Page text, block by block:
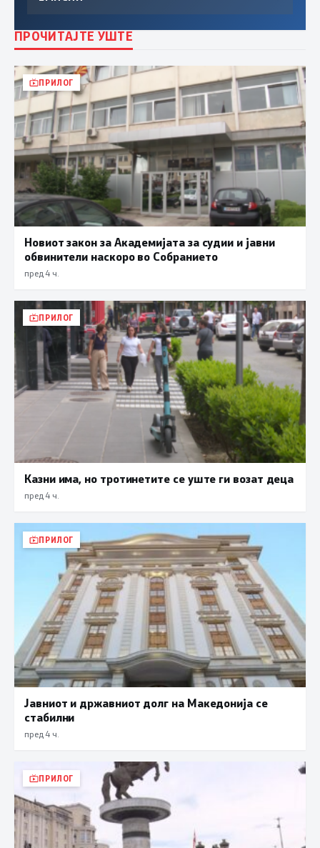
ПРОЧИТАЈТЕ УШТЕ
ПРИЛОГ
Новиот закон за Академијата за судии и јавни
обвинители наскоро во Собранието
пред 4 ч.
ПРИЛОГ
Казни има, но тротинетите се уште ги возат деца
пред 4 ч.
ПРИЛОГ
Јавниот и државниот долг на Македонија се
стабилни
пред 4 ч.
ПРИЛОГ